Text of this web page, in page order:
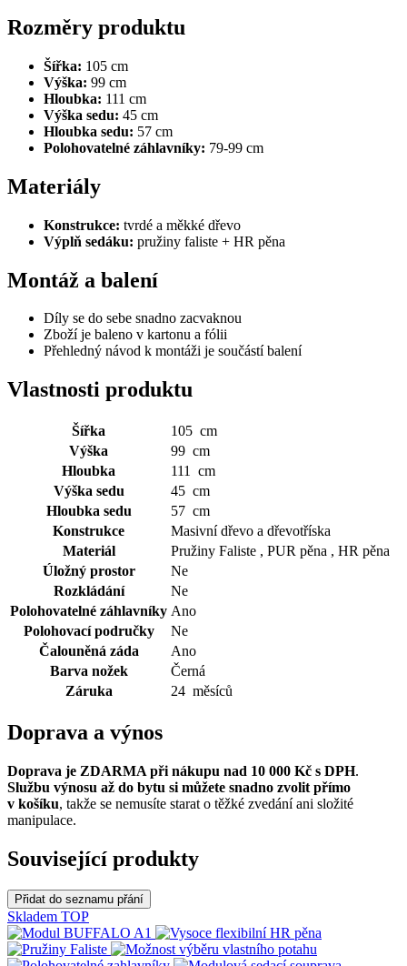
Rozměry produktu
Šířka: 105 cm
Výška: 99 cm
Hloubka: 111 cm
Výška sedu: 45 cm
Hloubka sedu: 57 cm
Polohovatelné záhlavníky: 79-99 cm
Materiály
Konstrukce: tvrdé a měkké dřevo
Výplň sedáku: pružiny faliste + HR pěna
Montáž a balení
Díly se do sebe snadno zacvaknou
Zboží je baleno v kartonu a fólii
Přehledný návod k montáži je součástí balení
Vlastnosti produktu
Šířka
105 cm
Výška
99 cm
Hloubka
111 cm
Výška sedu
45 cm
Hloubka sedu
57 cm
Konstrukce
Masivní dřevo a dřevotříska
Materiál
Pružiny Faliste , PUR pěna , HR pěna
Úložný prostor
Ne
Rozkládání
Ne
Polohovatelné záhlavníky Ano
Polohovací područky
Ne
Čalouněná záda
Ano
Barva nožek
Černá
Záruka
24 měsíců
Doprava a výnos
Doprava je ZDARMA při nákupu nad 10 000 Kč s DPH.
Službu výnosu až do bytu si můžete snadno zvolit přímo
v košíku, takže se nemusíte starat o těžké zvedání ani složité
manipulace.
Související produkty
Přidat do seznamu přání
Skladem TOP